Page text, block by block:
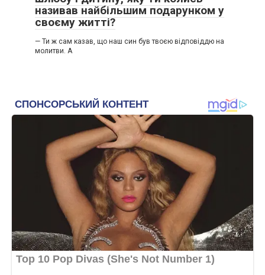
називав найбільшим подарунком у
своєму житті?
— Ти ж сам казав, що наш син був твоєю відповіддю на
молитви. А